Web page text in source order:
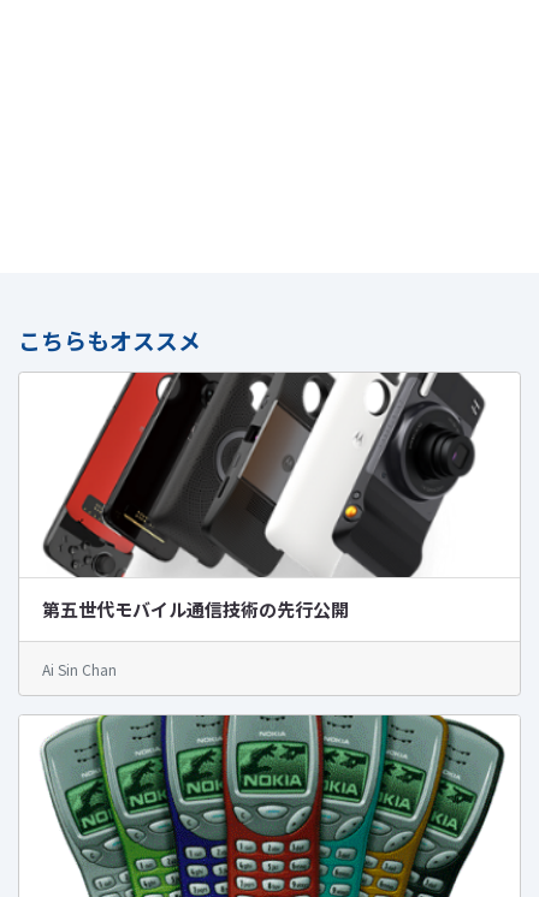
こちらもオススメ
第五世代モバイル通信技術の先行公開
Ai Sin Chan